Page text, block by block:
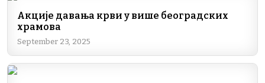
Акције давања крви у више београдских
храмова
September 23, 2025